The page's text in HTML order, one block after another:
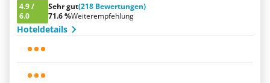
4.9/
6.0
Sehr gut(218 Bewertungen)
71.6 %Weiterempfehlung
Hoteldetails